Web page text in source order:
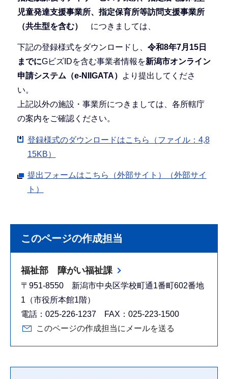
児童発達支援事業所、指定保育所等訪問支援事業所
（共生型を含む） につきましては、
下記の登録様式をダウンロードし、 令和8年7月15日
までにGビズIDを含む事業者情報を新潟市オンライン
申請システム（e-NIIGATA）
より提出してくださ
い。
上記以外の施設・事業所につきましては、各所轄庁
の案内をご確認ください。
登録様式のダウンロードはこちら（ファイル：4,8
15KB）
提出フォームはこちら（外部サイト）（外部サイ
ト）
このページの作成担当
福祉部 障がい福祉課
〒951-8550 新潟市中央区学校町通1番町602番地
1（市役所本館1階）
電話：025-226-1237 FAX：025-223-1500
このページの作成担当にメールを送る